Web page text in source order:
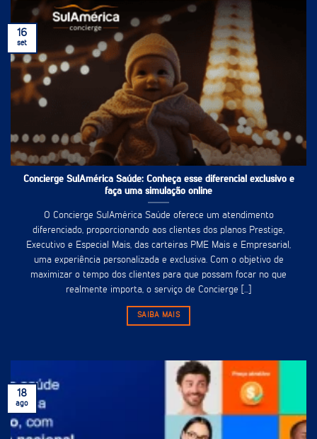
Concierge SulAmérica Saúde: Conheça esse diferencial exclusivo e
faça uma simulação online
O Concierge SulAmérica Saúde oferece um atendimento
diferenciado, proporcionando aos clientes dos planos Prestige,
Executivo e Especial Mais, das carteiras PME Mais e Empresarial,
uma experiência personalizada e exclusiva. Com o objetivo de
maximizar o tempo dos clientes para que possam focar no que
realmente importa, o serviço de Concierge [...]
SAIBA MAIS
16
set
18
ago